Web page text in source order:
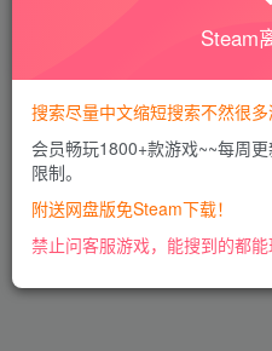
Steam
搜索尽量中文缩短搜索不然很
会员畅玩1800+款游戏~~每周
限制。
附送网盘版免Steam下载！
禁止问客服游戏，能搜到的都能